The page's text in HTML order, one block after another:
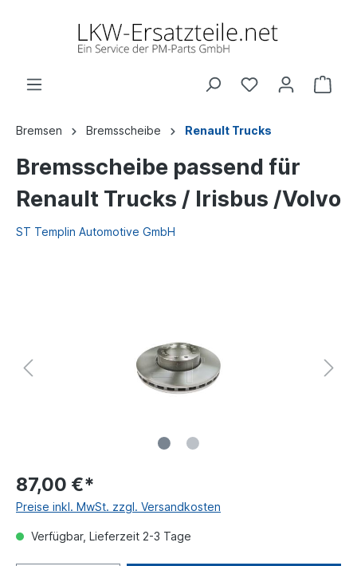
Bremsen Bremsscheibe Renault Trucks
Bremsscheibe passend für
Renault Trucks / Irisbus /Volvo
ST Templin Automotive GmbH
87,00 €*
Preise inkl. MwSt. zzgl. Versandkosten
Verfügbar, Lieferzeit 2-3 Tage